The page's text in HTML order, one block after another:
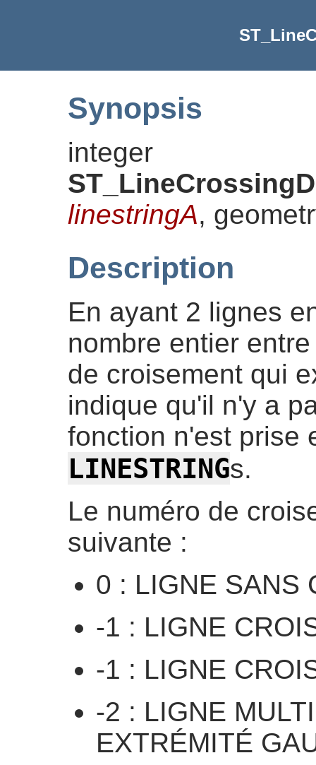
Synopsis
integer
linestringA,
Description
En ayant 2 lignes
nombre entier
de croisement qui
indique qu'il n'y a
fonction n'est prise
LINESTRINGs.
Le numéro de
suivante :
0 : LIGNE SANS
-1 : LIGNE
-1 : LIGNE
-2 : LIGNE
EXTRÉMITÉ